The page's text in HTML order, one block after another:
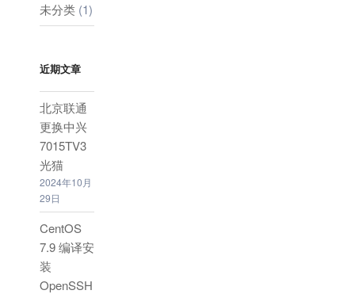
未分类 (1)
近期文章
北京联通
更换中兴
7015TV3
光猫
2024年10月
29日
CentOS
7.9 编译安
装
OpenSSH